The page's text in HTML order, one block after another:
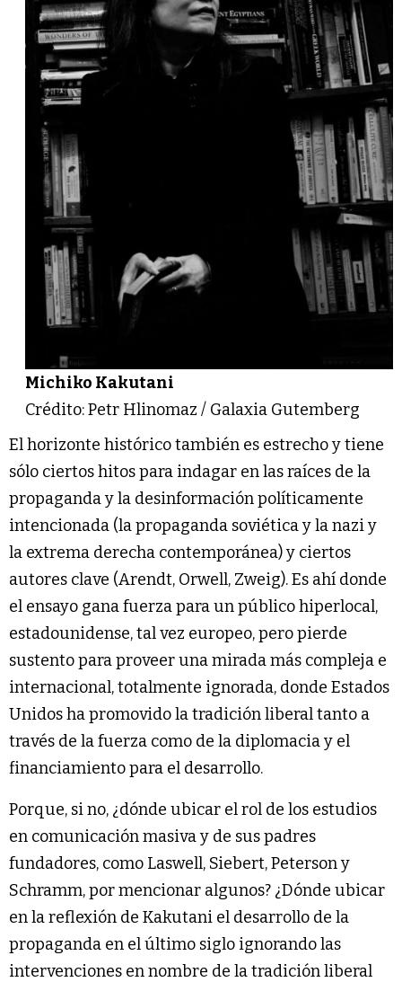
Michiko Kakutani
Crédito: Petr Hlinomaz / Galaxia Gutemberg
El horizonte histórico también es estrecho y tiene
sólo ciertos hitos para indagar en las raíces de la
propaganda y la desinformación políticamente
intencionada (la propaganda soviética y la nazi y
la extrema derecha contemporánea) y ciertos
autores clave (Arendt, Orwell, Zweig). Es ahí donde
el ensayo gana fuerza para un público hiperlocal,
estadounidense, tal vez europeo, pero pierde
sustento para proveer una mirada más compleja e
internacional, totalmente ignorada, donde Estados
Unidos ha promovido la tradición liberal tanto a
través de la fuerza como de la diplomacia y el
financiamiento para el desarrollo.
Porque, si no, ¿dónde ubicar el rol de los estudios
en comunicación masiva y de sus padres
fundadores, como Laswell, Siebert, Peterson y
Schramm, por mencionar algunos? ¿Dónde ubicar
en la reflexión de Kakutani el desarrollo de la
propaganda en el último siglo ignorando las
intervenciones en nombre de la tradición liberal